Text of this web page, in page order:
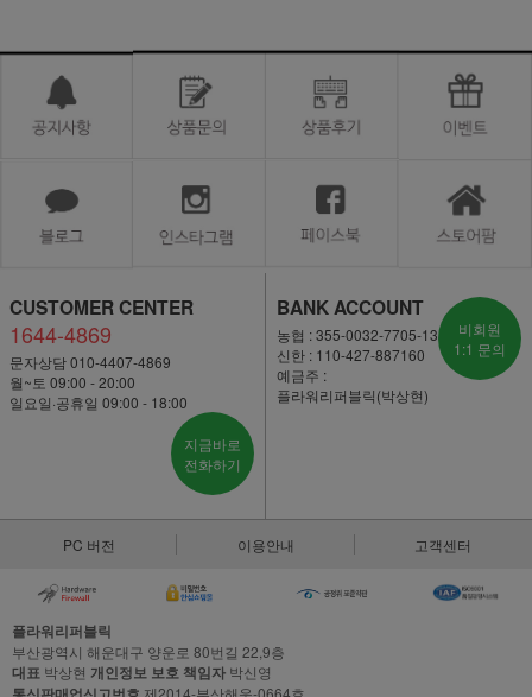
CUSTOMER CENTER
1644-4869
문자상담 010-4407-4869
월~토 09:00 - 20:00
일요일·공휴일 09:00 - 18:00
지금바로
전화하기
BANK ACCOUNT
농협 : 355-0032-7705-13
신한 : 110-427-887160
예금주 :
플라워리퍼블릭(박상현)
비회원
1:1 문의
PC 버전 이용안내 고객센터
플라워리퍼블릭
부산광역시 해운대구 양운로 80번길 22,9층
대표 박상현 개인정보 보호 책임자 박신영
제2014-부산해운-0664호